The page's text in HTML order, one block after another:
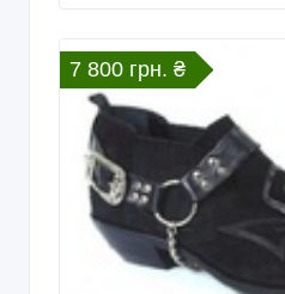
7 800 грн. ₴